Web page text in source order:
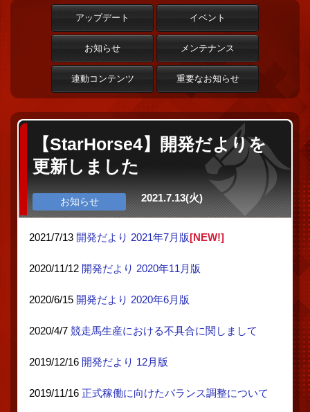
アップデート イベント
お知らせ メンテナンス
連動コンテンツ 重要なお知らせ
【StarHorse4】開発だよりを
更新しました
お知らせ 2021.7.13(火)
2021/7/13 開発だより 2021年7月版[NEW!]
2020/11/12 開発だより 2020年11月版
2020/6/15 開発だより 2020年6月版
2020/4/7 競走馬生産における不具合に関しまして
2019/12/16 開発だより 12月版
2019/11/16 正式稼働に向けたバランス調整について